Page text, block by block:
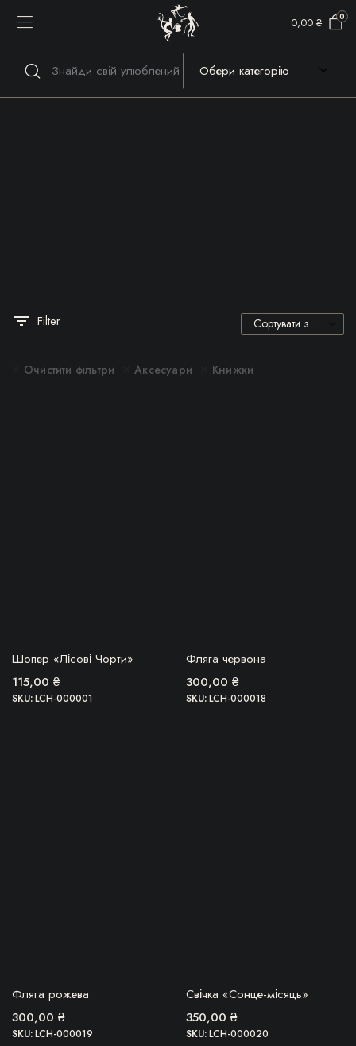
0,00 ₴ 0
Filter
Очистити фільтри Аксесуари Книжки
ЗАКІНЧИВСЯ!
Шопер «Лісові Чорти»
115,00 ₴
SKU:LCH-000001
БЕРУ!
Фляга червона
300,00 ₴
SKU:LCH-000018
БЕРУ!
Фляга рожева
300,00 ₴
SKU:LCH-000019
БЕРУ!
Свічка «Сонце-місяць»
350,00 ₴
SKU:LCH-000020